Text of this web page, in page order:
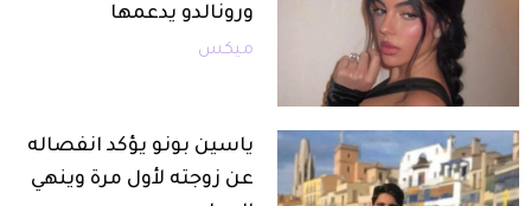
ورونالدو يدعمها
ميكس
ياسين بونو يؤكد انفصاله
عن زوجته لأول مرة وينهي